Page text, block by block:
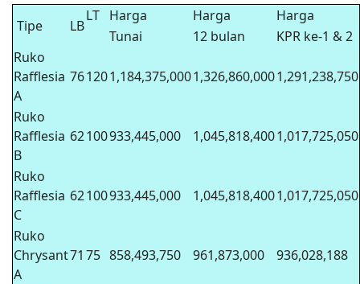
Tipe LB
LT Harga Harga
Harga
Tunai
12 bulan
KPR ke-1 & 2
Ruko
Rafflesia
A
761201,184,375,0001,326,860,0001,291,238,750
Ruko
Rafflesia
B
62100933,445,000 1,045,818,4001,017,725,050
Ruko
Rafflesia
C
62100933,445,000 1,045,818,4001,017,725,050
Ruko
Chrysant
A
71 75 858,493,750 961,873,000 936,028,188